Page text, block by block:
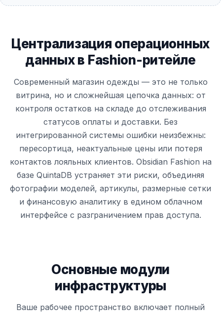
Централизация операционных
данных в Fashion-ритейле
Современный магазин одежды — это не только
витрина, но и сложнейшая цепочка данных: от
контроля остатков на складе до отслеживания
статусов оплаты и доставки. Без
интегрированной системы ошибки неизбежны:
пересортица, неактуальные цены или потеря
контактов лояльных клиентов. Obsidian Fashion на
базе QuintaDB устраняет эти риски, объединяя
фотографии моделей, артикулы, размерные сетки
и финансовую аналитику в едином облачном
интерфейсе с разграничением прав доступа.
Основные модули
инфраструктуры
Ваше рабочее пространство включает полный